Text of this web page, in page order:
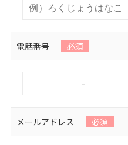
電話番号 必須
-
メールアドレス 必須